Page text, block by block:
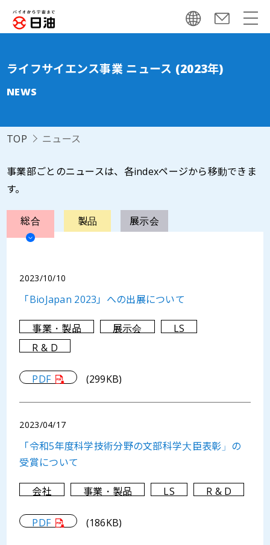
ライフサイエンス事業 ニュース (2023年)
NEWS
TOP ニュース
事業部ごとのニュースは、各indexページから移動できま
す。
総合 製品 展示会
2023/10/10
「BioJapan 2023」への出展について
事業・製品 展示会
LS
R & D
PDF (299KB)
2023/04/17
「令和5年度科学技術分野の文部科学大臣表彰」の
受賞について
会社 事業・製品 LS R & D
PDF (186KB)